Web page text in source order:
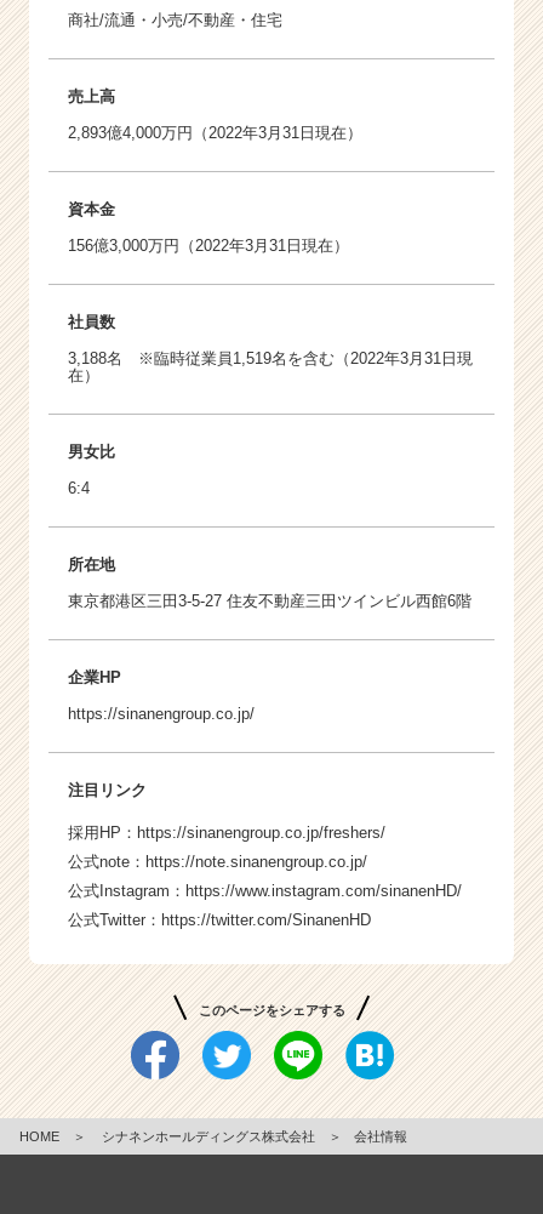
商社/流通・小売/不動産・住宅
売上高
2,893億4,000万円（2022年3月31日現在）
資本金
156億3,000万円（2022年3月31日現在）
社員数
3,188名 ※臨時従業員1,519名を含む（2022年3月31日現
在）
男女比
6:4
所在地
東京都港区三田3-5-27 住友不動産三田ツインビル西館6階
企業HP
https://sinanengroup.co.jp/
注目リンク
採用HP： https://sinanengroup.co.jp/freshers/
公式note： https://note.sinanengroup.co.jp/
公式Instagram： https://www.instagram.com/sinanenHD/
公式Twitter： https://twitter.com/SinanenHD
このページをシェアする
HOME ＞ シナネンホールディングス株式会社 ＞ 会社情報